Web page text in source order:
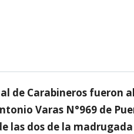
de Carabineros fueron
Varas N°969 de
las dos de la